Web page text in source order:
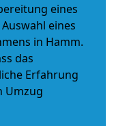
eines
eines
in Hamm.
das
Erfahrung
Umzug